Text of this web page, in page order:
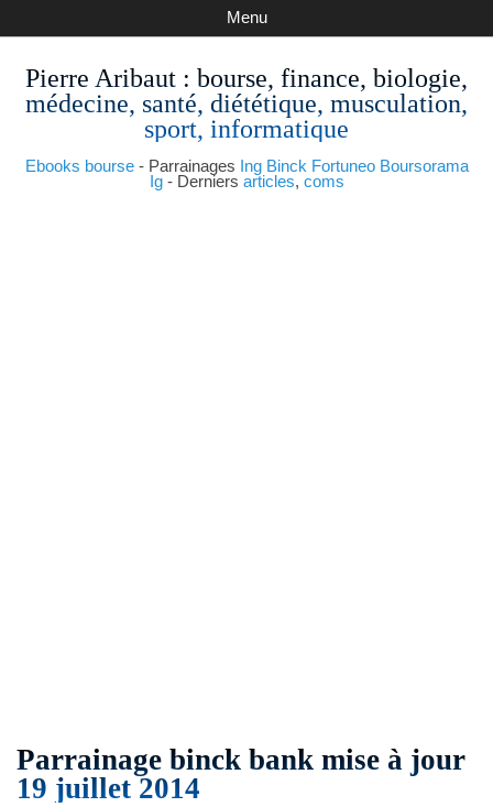
Pierre Aribaut : bourse, finance, biologie,
médecine, santé, diététique, musculation,
sport, informatique
Ebooks bourse- Parrainages Ing Binck Fortuneo Boursorama
Ig- Derniers articles, coms
Menu
Parrainage binck bank mise à jour
19 juillet 2014